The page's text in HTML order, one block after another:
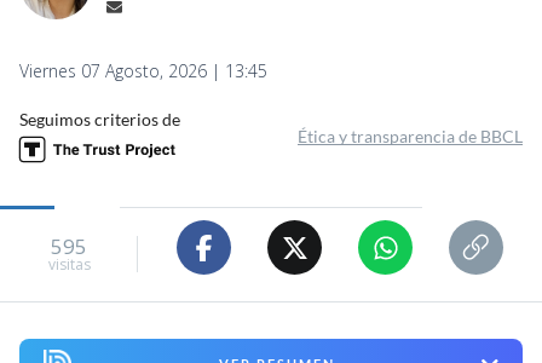
Viernes 07 Agosto, 2026 | 13:45
Seguimos criterios de
Ética y transparencia de BBCL
595
visitas